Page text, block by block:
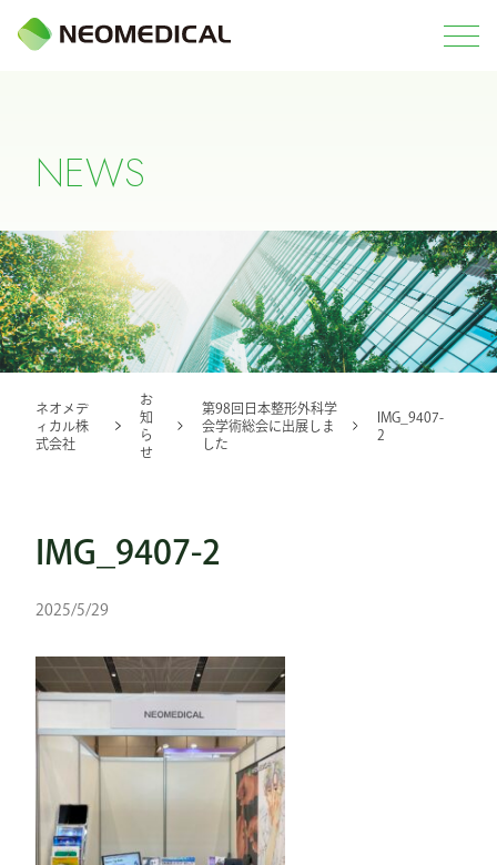
NEWS
ネオメデ
ィカル株
式会社
お
知
ら
せ
第98回日本整形外科学
会学術総会に出展しま
した
IMG_9407-
2
IMG_9407-2
2025/5/29